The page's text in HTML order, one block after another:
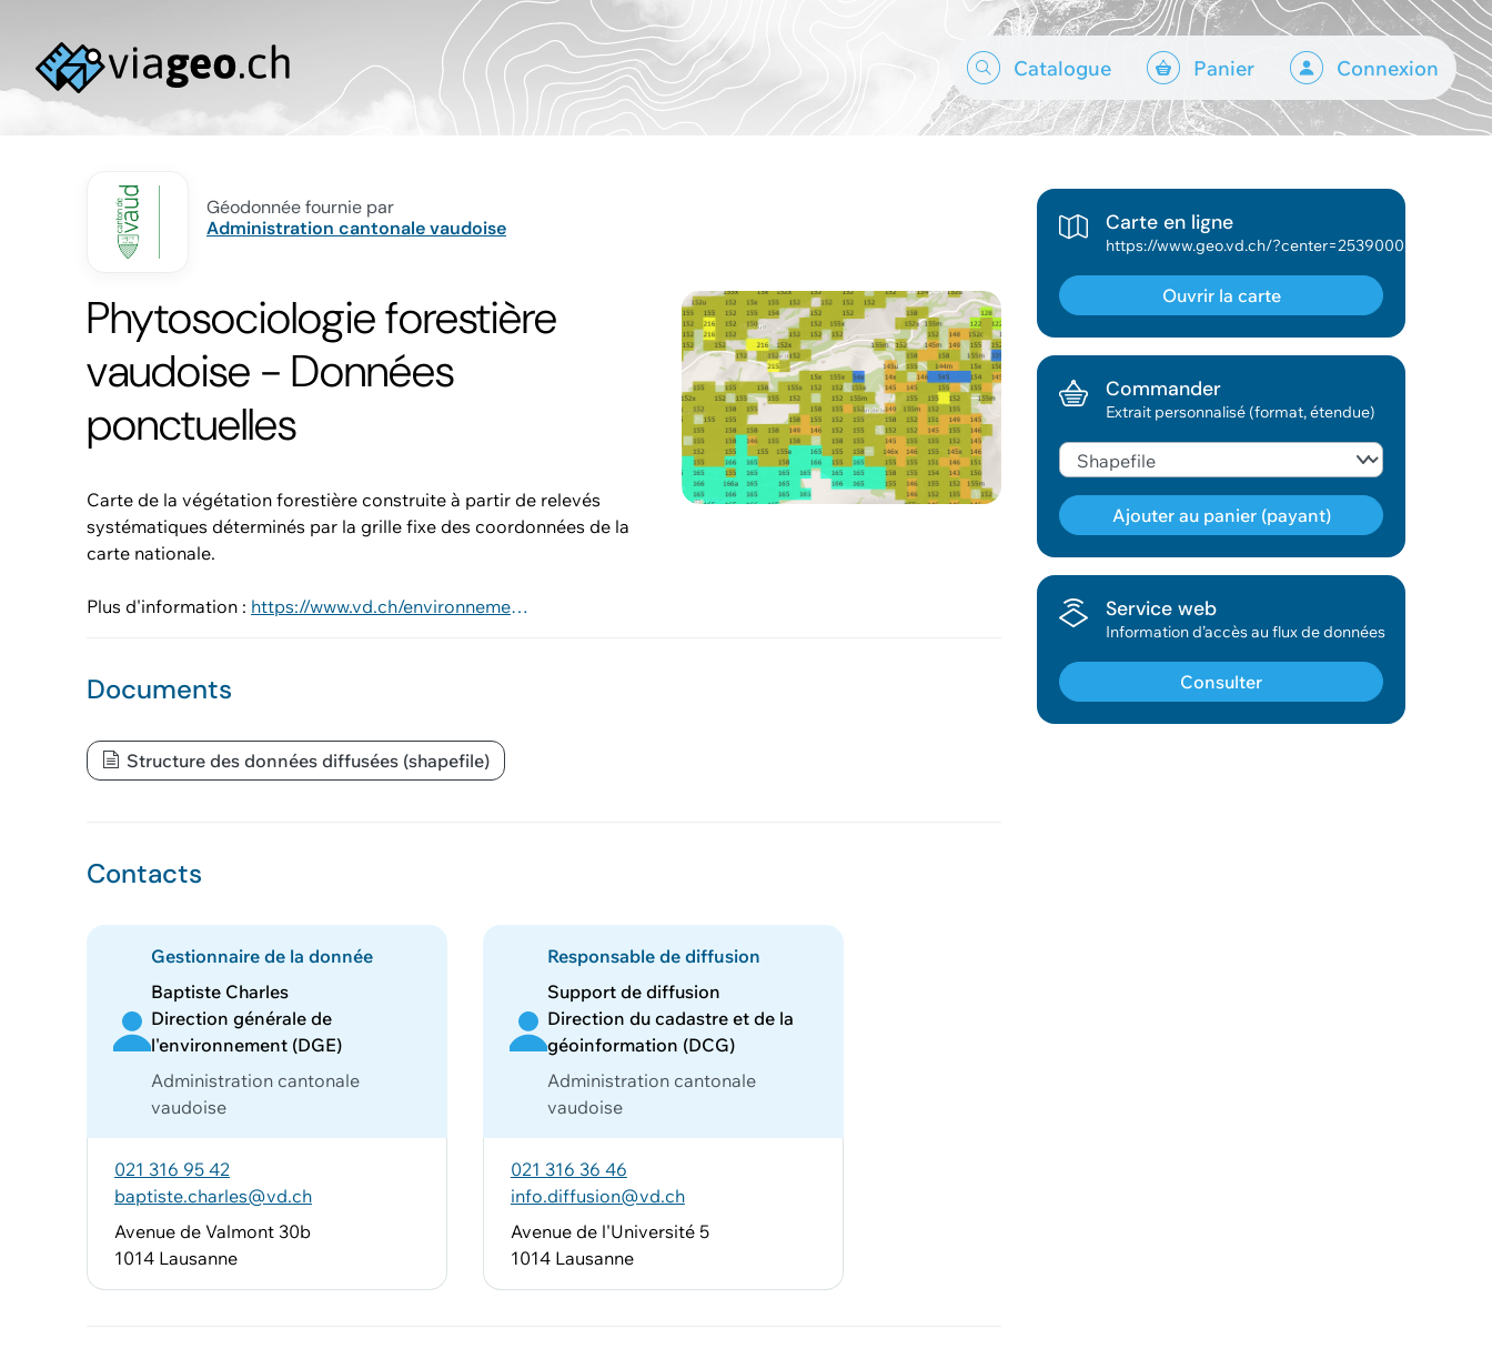
Catalogue Panier Connexion
Géodonnée fournie par
Administration cantonale vaudoise
Phytosociologie forestière
vaudoise - Données
ponctuelles
Carte de la végétation forestière construite à partir de relevés
systématiques déterminés par la grille fixe des coordonnées de la
carte nationale.
Plus d'information : https://www.vd.ch/environnement/foret/observatoire-des-forets/publication-jfs
Documents
Structure des données diffusées (shapefile)
Contacts
Gestionnaire de la donnée
Baptiste Charles
Direction générale de
l'environnement (DGE)
Administration cantonale
vaudoise
021 316 95 42
baptiste.charles@vd.ch
Avenue de Valmont 30b
1014 Lausanne
Responsable de diffusion
Support de diffusion
Direction du cadastre et de la
géoinformation (DCG)
Administration cantonale
vaudoise
021 316 36 46
info.diffusion@vd.ch
Avenue de l'Université 5
1014 Lausanne
Carte en ligne
Ouvrir la carte
Commander
Extrait personnalisé (format, étendue)
Ajouter au panier (payant)
Géodonnée ajoutée au panier !
Voir le panier
Service web
Information d’accès au flux de données
Consulter